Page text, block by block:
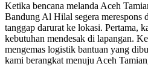
Ketika bencana melanda Aceh
Bandung Al Hilal segera merespons
tanggap darurat ke lokasi. Pertama,
kebutuhan mendesak di lapangan.
mengemas logistik bantuan yang
kami berangkat menuju Aceh